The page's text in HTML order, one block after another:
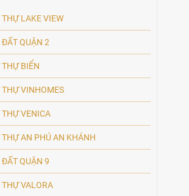
THỰ LAKE VIEW
ĐẤT QUẬN 2
THỰ BIỂN
THỰ VINHOMES
THỰ VENICA
THỰ AN PHÚ AN KHÁNH
ĐẤT QUẬN 9
THỰ VALORA